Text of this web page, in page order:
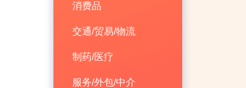
消费品
交通/贸易/物流
制药/医疗
服务/外包/中介